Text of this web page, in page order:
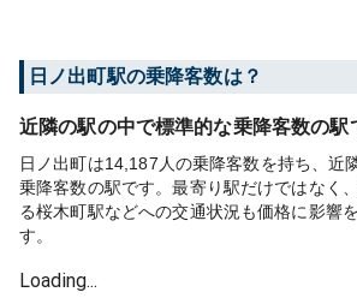
日ノ出町駅の乗降客数は？
近隣の駅の中で標準的な乗降客数の駅
日ノ出町は14,187人の乗降客数を持ち、近
乗降客数の駅です。最寄り駅だけではなく
る桜木町駅などへの交通状況も価格に影響
す。
Loading...